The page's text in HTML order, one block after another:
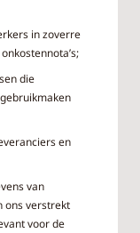
in zoverre
die
en
van
ons verstrekt
voor de